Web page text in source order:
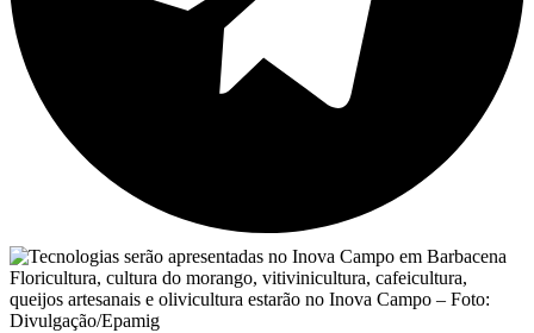
Floricultura, cultura do morango, vitivinicultura, cafeicultura,
queijos artesanais e olivicultura estarão no Inova Campo – Foto:
Divulgação/Epamig